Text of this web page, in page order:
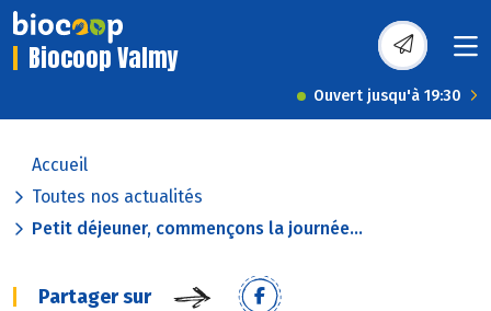
Biocoop Valmy
Ouvert jusqu'à 19:30
Accueil
Toutes nos actualités
Petit déjeuner, commençons la journée...
Partager sur